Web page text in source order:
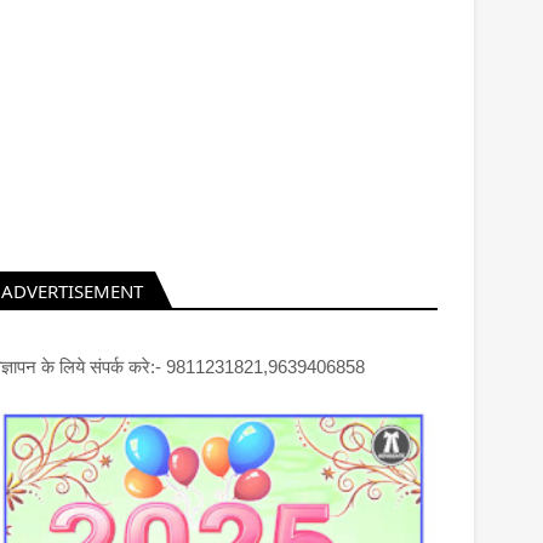
ADVERTISEMENT
के लिये संपर्क करे:- 9811231821,9639406858